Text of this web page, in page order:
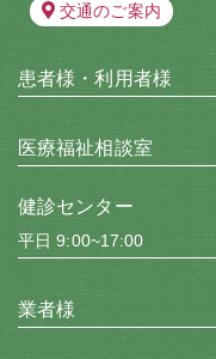
交通のご案内
患者様・利用者様
医療福祉相談室
健診センター
平日 9:00~17:00
業者様